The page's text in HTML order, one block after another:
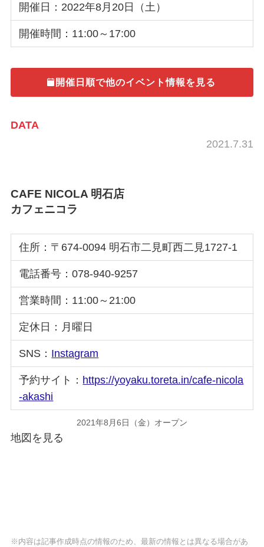
開催日：2022年8月20日（土）
開催時間：11:00～17:00
開催日順で他のイベント情報を見る
DATA
2021.7.31
CAFE NICOLA 明石店
カフェニコラ
住所：〒674-0094 明石市二見町西二見1727-1
電話番号：078-940-9257
営業時間：11:00～21:00
定休日：月曜日
SNS： Instagram
予約サイト： https://yoyaku.toreta.in/cafe-nicola
-akashi
2021年8月6日（金）オープン
地図を見る
※内容は記事作成時点の情報のため、最新の情報とは異なる場合があ